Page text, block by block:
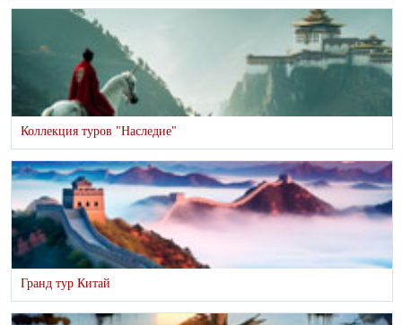
Коллекция туров "Наследие"
Гранд тур Китай